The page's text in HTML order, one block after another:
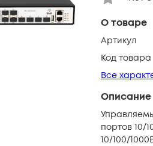
О товаре
Артикул
Код товара
Все
Описание
портов 10/
10/100/